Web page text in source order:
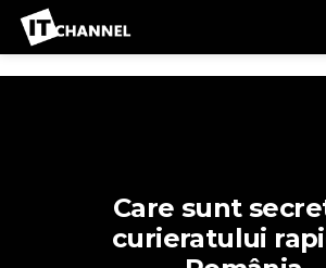
Care sunt
curieratului